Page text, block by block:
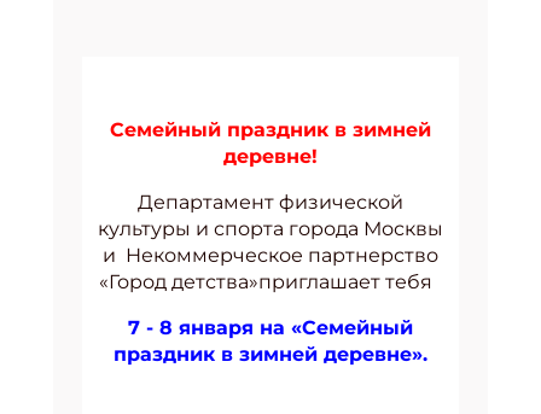
Семейный праздник в зимней
деревне!
Департамент физической
культуры и спорта города Москвы
и Некоммерческое партнерство
«Город детства»приглашает тебя
7 - 8 января на «Семейный
праздник в зимней деревне».